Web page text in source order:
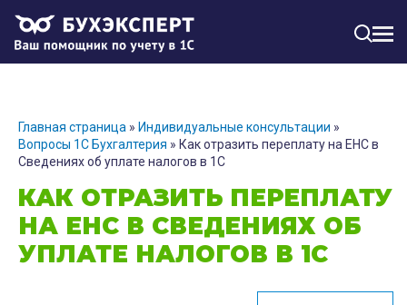
Главная страница » Индивидуальные консультации »
Вопросы 1С Бухгалтерия » Как отразить переплату на ЕНС в
Сведениях об уплате налогов в 1С
КАК ОТРАЗИТЬ ПЕРЕПЛАТУ
НА ЕНС В СВЕДЕНИЯХ ОБ
УПЛАТЕ НАЛОГОВ В 1С